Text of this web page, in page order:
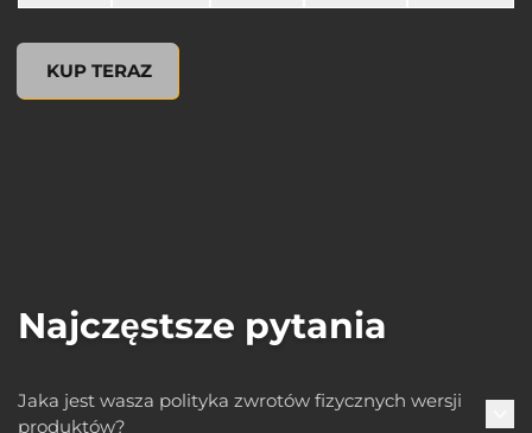
KUP TERAZ
undefined, , 0,00 USD
Najczęstsze pytania
Jaka jest wasza polityka zwrotów fizycznych wersji
produktów?